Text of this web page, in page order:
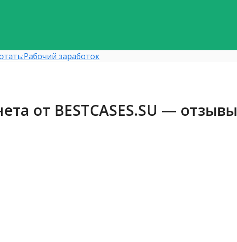
Рабочий заработок
от BESTCASES.SU — отзывы